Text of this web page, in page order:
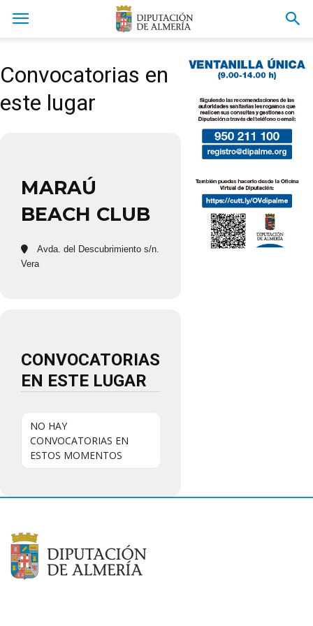
Convocatorias en
este lugar
MARAÚ
BEACH CLUB
Avda. del Descubrimiento s/n.
Vera
CONVOCATORIAS
EN ESTE LUGAR
NO HAY
CONVOCATORIAS EN
ESTOS MOMENTOS